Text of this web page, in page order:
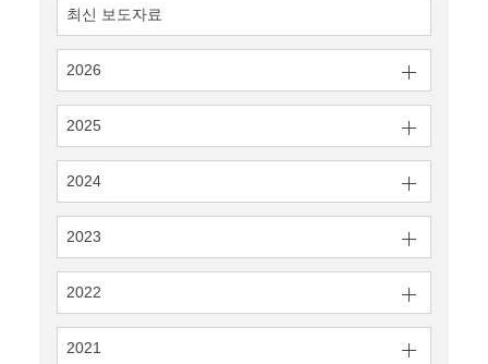
최신 보도자료
2026
2025
2024
2023
2022
2021